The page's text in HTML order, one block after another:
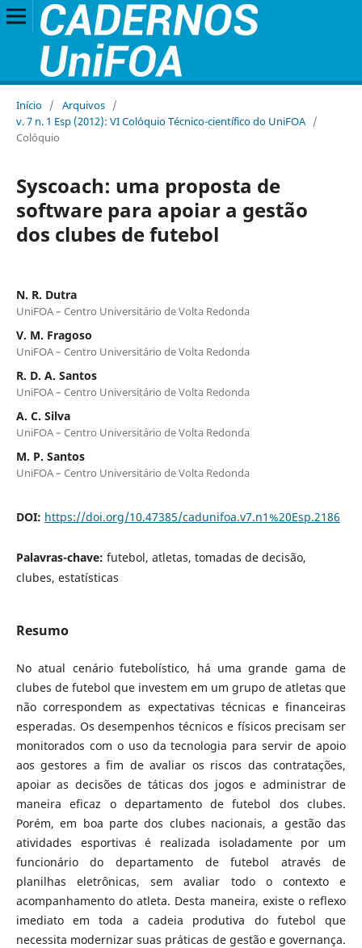
Início / Arquivos /
v. 7 n. 1 Esp (2012): VI Colóquio Técnico-científico do UniFOA /
Colóquio
Syscoach: uma proposta de
software para apoiar a gestão
dos clubes de futebol
N. R. Dutra
UniFOA – Centro Universitário de Volta Redonda
V. M. Fragoso
UniFOA – Centro Universitário de Volta Redonda
R. D. A. Santos
UniFOA – Centro Universitário de Volta Redonda
A. C. Silva
UniFOA – Centro Universitário de Volta Redonda
M. P. Santos
UniFOA – Centro Universitário de Volta Redonda
DOI: https://doi.org/10.47385/cadunifoa.v7.n1%20Esp.2186
Palavras-chave: futebol, atletas, tomadas de decisão,
clubes, estatísticas
Resumo
No atual cenário futebolístico, há uma grande gama de
clubes de futebol que investem em um grupo de atletas que
não correspondem as expectativas técnicas e financeiras
esperadas. Os desempenhos técnicos e físicos precisam ser
monitorados com o uso da tecnologia para servir de apoio
aos gestores a fim de avaliar os riscos das contratações,
apoiar as decisões de táticas dos jogos e administrar de
maneira eficaz o departamento de futebol dos clubes.
Porém, em boa parte dos clubes nacionais, a gestão das
atividades esportivas é realizada isoladamente por um
funcionário do departamento de futebol através de
planilhas eletrônicas, sem avaliar todo o contexto e
acompanhamento do atleta. Desta maneira, existe o reflexo
imediato em toda a cadeia produtiva do futebol que
necessita modernizar suas práticas de gestão e governança.